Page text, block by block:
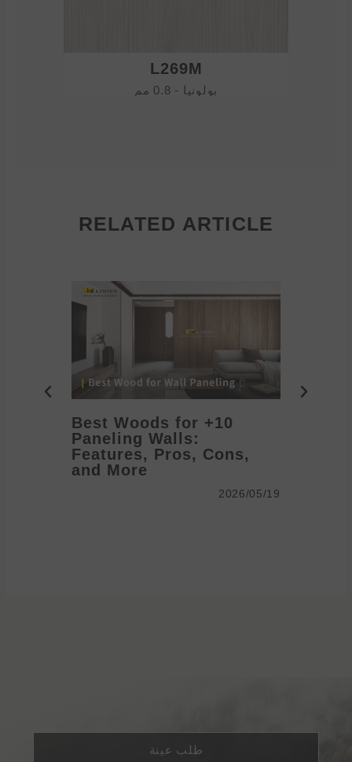
L269M
بولونيا - 0.8 مم
RELATED ARTICLE
10+ Best Woods for
Paneling Walls:
Features, Pros, Cons,
and More
2026/05/19
طلب عينة